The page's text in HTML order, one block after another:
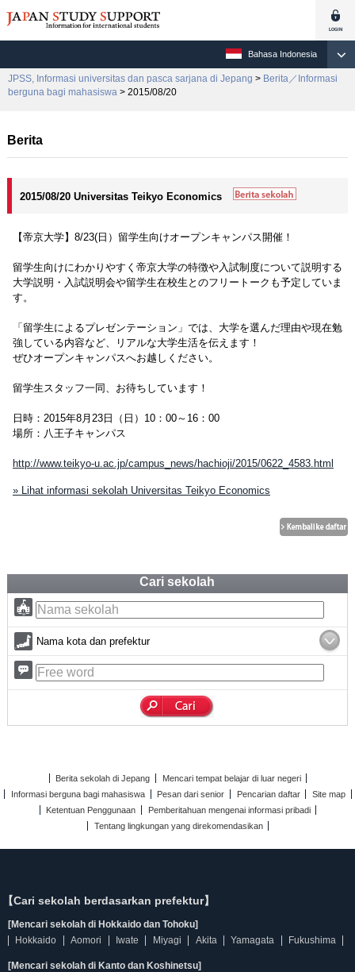
Bahasa Indonesia
JPSS, Informasi universitas dan pasca sarjana di Jepang > Berita／Informasi
berguna bagi mahasiswa > 2015/08/20
Berita
2015/08/20 Universitas Teikyo Economics
【帝京大学】8/23(日）留学生向けオープンキャンパス開催！
留学生向けにわかりやすく帝京大学の特徴や入試制度について説明する
大学説明・入試説明会や留学生在校生とのフリートークも予定していま
す。
「留学生によるプレゼンテーション」では、大学を選んだ理由や現在勉
強している内容など、リアルな大学生活を伝えます！
ぜひオープンキャンパスへお越しください。
留学生スタッフ一同、お待ちしています！
日時：2015年8月23日（日）10：00～16：00
場所：八王子キャンパス
http://www.teikyo-u.ac.jp/campus_news/hachioji/2015/0622_4583.html
» Lihat informasi sekolah Universitas Teikyo Economics
Cari sekolah
Nama kota dan prefektur
Berita sekolah di Jepang
Mencari tempat belajar di luar negeri
Informasi berguna bagi mahasiswa
Pesan dari senior Pencarian daftar
Site map
Ketentuan Penggunaan
Pemberitahuan mengenai informasi pribadi
Tentang lingkungan yang direkomendasikan
【Cari sekolah berdasarkan prefektur】
[Mencari sekolah di Hokkaido dan Tohoku]
Hokkaido
Aomori Iwate Miyagi Akita Yamagata Fukushima
[Mencari sekolah di Kanto dan Koshinetsu]